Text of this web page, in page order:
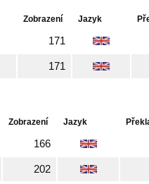
Zobrazení Jazyk
171
171
Zobrazení Jazyk
166
202